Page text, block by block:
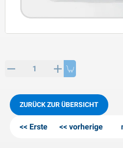
Artikel
KO Artikel
ZURÜCK ZUR ÜBERSICHT
Erste vorherige